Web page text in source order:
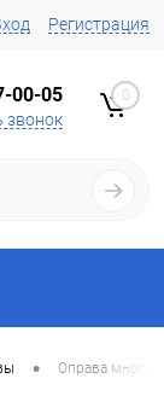
Регистрация
00-05
звонок
0
• Оправа